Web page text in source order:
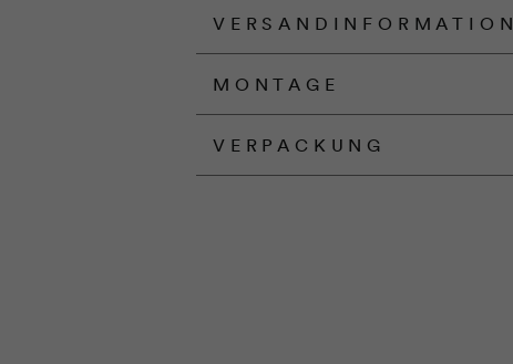
VERSANDINFORMATION
MONTAGE
VERPACKUNG